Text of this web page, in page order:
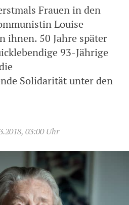
Frauen in den
Louise
ihnen. 50 Jahre später
93-Jährige
Solidarität unter den
03:00 Uhr